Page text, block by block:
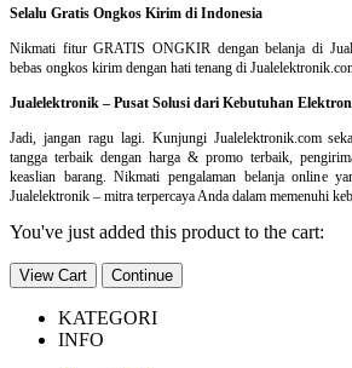
Selalu Gratis Ongkos Kirim di Indonesia
Nikmati fitur GRATIS ONGKIR dengan belanja di
bebas ongkos kirim dengan hati tenang di
Jualelektronik – Pusat Solusi dari Kebutuhan
Jadi, jangan ragu lagi. Kunjungi Jualelektronik.com
tangga terbaik dengan harga & promo terbaik,
keaslian barang. Nikmati pengalaman belanja online
Jualelektronik – mitra terpercaya Anda dalam memenuhi
You've just added this product to the cart:
View Cart Continue
KATEGORI
INFO